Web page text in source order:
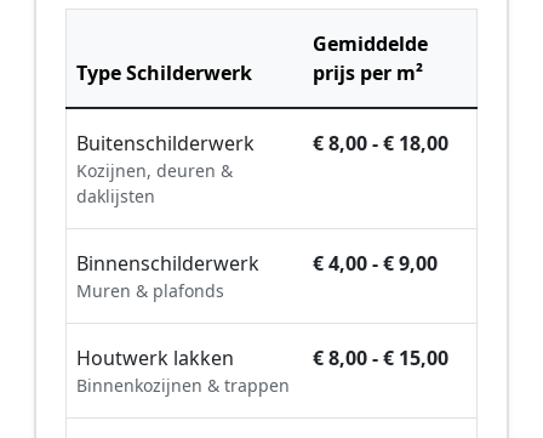
Type Schilderwerk
Gemiddelde
prijs per m²
Buitenschilderwerk
Kozijnen, deuren &
daklijsten
€ 8,00 - € 18,00
Binnenschilderwerk
Muren & plafonds
€ 4,00 - € 9,00
Houtwerk lakken
Binnenkozijnen & trappen
€ 8,00 - € 15,00